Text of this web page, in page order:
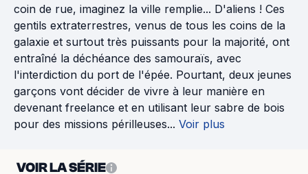
coin de rue, imaginez la ville remplie... D'aliens ! Ces
gentils extraterrestres, venus de tous les coins de la
galaxie et surtout très puissants pour la majorité, ont
entraîné la déchéance des samouraïs, avec
l'interdiction du port de l'épée. Pourtant, deux jeunes
garçons vont décider de vivre à leur manière en
devenant freelance et en utilisant leur sabre de bois
pour des missions périlleuses... Voir plus
VOIR LA SÉRIE